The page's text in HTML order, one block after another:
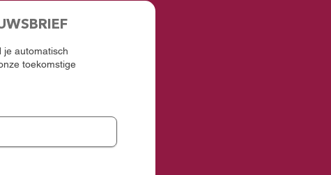
je automatisch
toekomstige